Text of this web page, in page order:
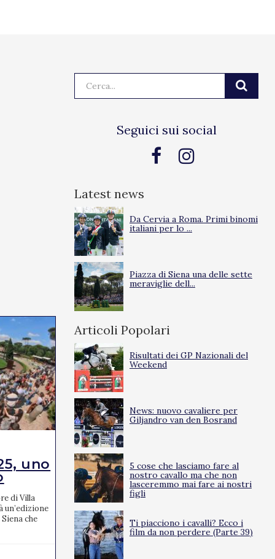
uno
di Villa
un’edizione
che
EVENTI
Tante le novità per
l’edizione...
I Campionati Italiani Assoluti di salto ostacoli
2025, che si terranno a Cervia dal 17 al 20
aprile, promettono un'edizione ricca di
novità. L’e...
Seguici sui social
Latest news
Da Cervia a Roma. Primi binomi
italiani per lo ...
Piazza di Siena una delle sette
meraviglie dell...
Articoli Popolari
Risultati dei GP Nazionali del
Weekend
News: nuovo cavaliere per
Giljandro van den Bosrand
5 cose che lasciamo fare al
nostro cavallo ma che non
lasceremmo mai fare ai nostri
figli
Ti piacciono i cavalli? Ecco i
film da non perdere (Parte 39)